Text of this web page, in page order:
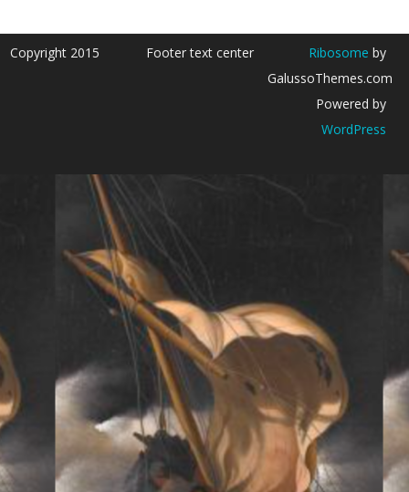
Copyright 2015 Footer text center Ribosome by
GalussoThemes.com
Powered by
WordPress